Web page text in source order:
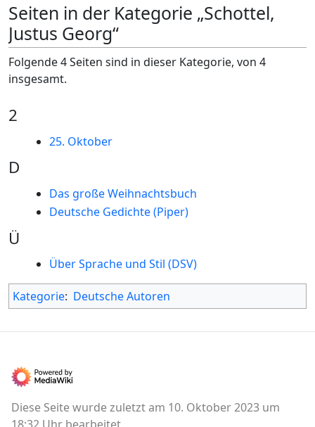
Seiten in der Kategorie „Schottel,
Justus Georg“
Folgende 4 Seiten sind in dieser Kategorie, von 4
insgesamt.
2
25. Oktober
D
Das große Weihnachtsbuch
Deutsche Gedichte (Piper)
Ü
Über Sprache und Stil (DSV)
Kategorie: Deutsche Autoren
Diese Seite wurde zuletzt am 10. Oktober 2023 um